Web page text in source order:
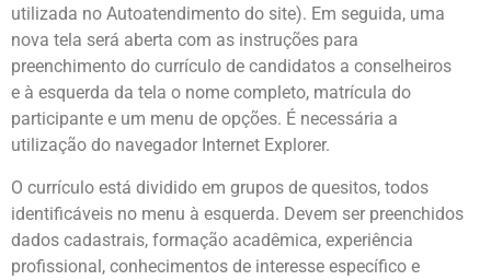
utilizada no Autoatendimento do site). Em seguida, uma
nova tela será aberta com as instruções para
preenchimento do currículo de candidatos a conselheiros
e à esquerda da tela o nome completo, matrícula do
participante e um menu de opções. É necessária a
utilização do navegador Internet Explorer.
O currículo está dividido em grupos de quesitos, todos
identificáveis no menu à esquerda. Devem ser preenchidos
dados cadastrais, formação acadêmica, experiência
profissional, conhecimentos de interesse específico e